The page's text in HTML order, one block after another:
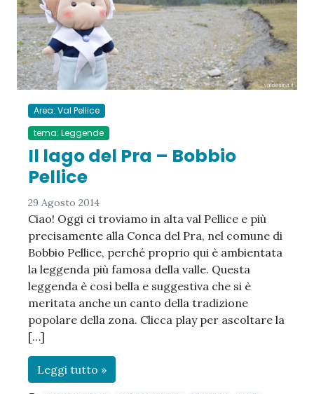
Area: Val Pellice
tema: Leggende
Il lago del Pra – Bobbio
Pellice
29 Agosto 2014
Ciao! Oggi ci troviamo in alta val Pellice e più
precisamente alla Conca del Pra, nel comune di
Bobbio Pellice, perché proprio qui è ambientata
la leggenda più famosa della valle. Questa
leggenda è così bella e suggestiva che si è
meritata anche un canto della tradizione
popolare della zona. Clicca play per ascoltare la
[…]
Leggi tutto »